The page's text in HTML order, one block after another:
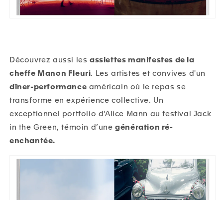
Découvrez aussi les assiettes manifestes de la
cheffe Manon Fleuri. Les artistes et convives d'un
dîner-performance américain où le repas se
transforme en expérience collective. Un
exceptionnel portfolio d'Alice Mann au festival Jack
in the Green, témoin d’unegénération ré-
enchantée.